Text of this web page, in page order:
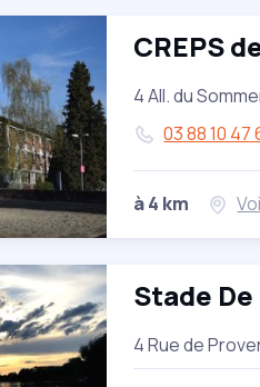
CREPS
4 All. du
03 88 10 47
à 4 km
Stade
4 Rue de